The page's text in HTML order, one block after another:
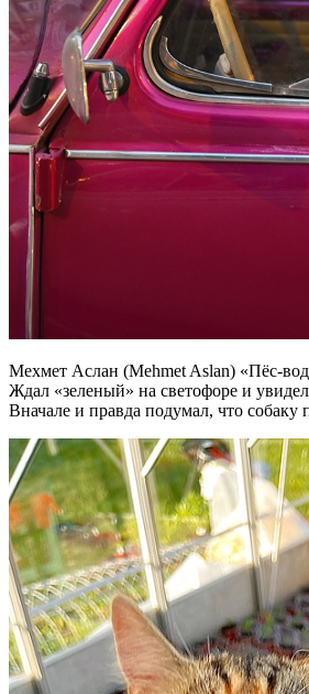
Мехмет Аслан (Mehmet Aslan) «Пёс-
Ждал «зеленый» на светофоре и
Вначале и правда подумал, что собаку